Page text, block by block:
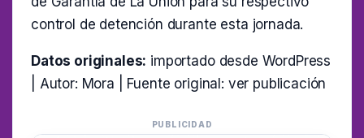
control de detención durante esta jornada.
Datos originales: importado desde WordPress
| Autor: Mora | Fuente original: ver publicación
PUBLICIDAD